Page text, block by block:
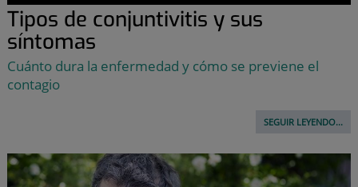
Tipos de conjuntivitis y sus
síntomas
Cuánto dura la enfermedad y cómo se previene el
contagio
SEGUIR LEYENDO...